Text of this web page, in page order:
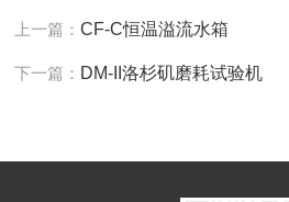
上一篇：CF-C恒温溢流水箱
下一篇： DM-II洛杉矶磨耗试验机